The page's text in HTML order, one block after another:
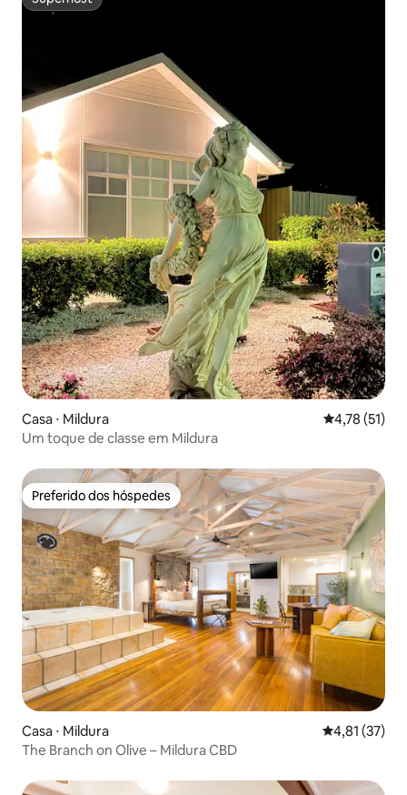
Superhost
Casa ⋅ Mildura 4,78 de uma
4,78 (51)
Um toque de classe em Mildura
Preferido dos hóspedes
Preferido dos hóspedes
Casa ⋅ Mildura 4,81 de uma
4,81 (37)
The Branch on Olive – Mildura CBD